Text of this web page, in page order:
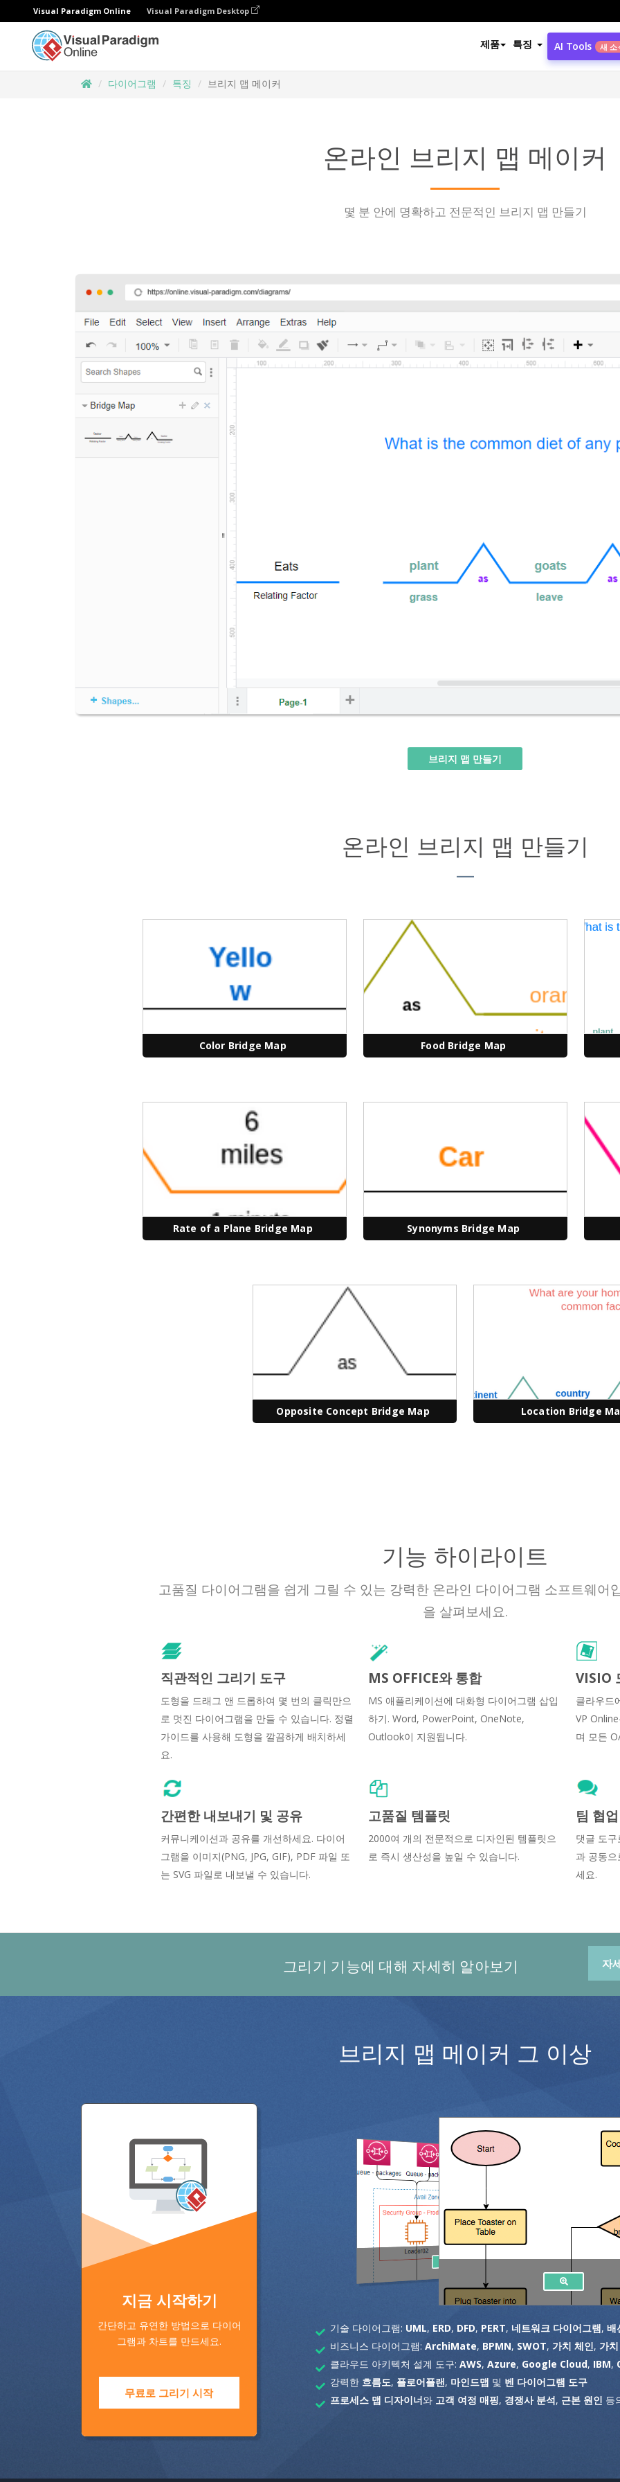
Visual Paradigm Online Visual Paradigm Desktop
제품 특징 AI Tools 새 소
다이어그램 특징 브리지 맵 메이커
온라인 브리지 맵 메이커
몇 분 안에 명확하고 전문적인 브리지 맵 만들기
브리지 맵 만들기
온라인 브리지 맵 만들기
Color Bridge Map Food Bridge Map
Rate of a Plane Bridge Map Synonyms Bridge Map
Opposite Concept Bridge Map Location Bridge
기능 하이라이트
고품질 다이어그램을 쉽게 그릴 수 있는 강력한 온라인 다이어그램 소프트웨어
을 살펴보세요.
직관적인 그리기 도구
도형을 드래그 앤 드롭하여 몇 번의 클릭만으
로 멋진 다이어그램을 만들 수 있습니다. 정렬
가이드를 사용해 도형을 깔끔하게 배치하세
요.
MS OFFICE와 통합
MS 애플리케이션에 대화형 다이어그램 삽입
하기. Word, PowerPoint, OneNote,
Outlook이 지원됩니다.
VISIO
클라우드
VP
며 모든
간편한 내보내기 및 공유
커뮤니케이션과 공유를 개선하세요. 다이어
그램을 이미지(PNG, JPG, GIF), PDF 파일 또
는 SVG 파일로 내보낼 수 있습니다.
고품질 템플릿
2000여 개의 전문적으로 디자인된 템플릿으
로 즉시 생산성을 높일 수 있습니다.
팀 협업
댓글 도
과 공동
세요.
그리기 기능에 대해 자세히 알아보기 자
브리지 맵 메이커 그 이상
지금 시작하기
간단하고 유연한 방법으로 다이어
그램과 차트를 만드세요.
무료로 그리기 시작
기술 다이어그램: UML, ERD, DFD, PERT, 네트워크 다이어그램, 배
비즈니스 다이어그램: ArchiMate, BPMN, SWOT, 가치 체인, 가
클라우드 아키텍처 설계 도구: AWS, Azure, Google Cloud, IBM,
강력한 흐름도, 플로어플랜, 마인드맵 및 벤 다이어그램 도구
프로세스 맵 디자이너와 고객 여정 매핑, 경쟁사 분석, 근본 원인 등